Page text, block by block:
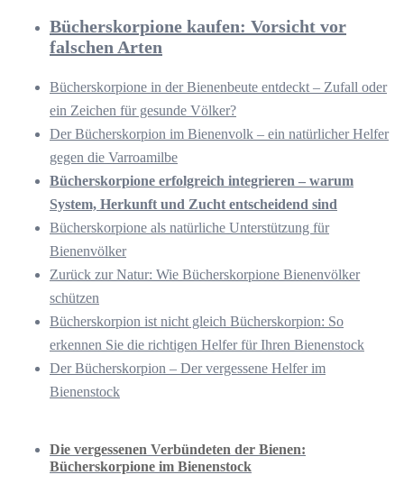
Bücherskorpione kaufen: Vorsicht vor
falschen Arten
Bücherskorpione in der Bienenbeute entdeckt – Zufall oder
ein Zeichen für gesunde Völker?
Der Bücherskorpion im Bienenvolk – ein natürlicher Helfer
gegen die Varroamilbe
Bücherskorpione erfolgreich integrieren – warum
System, Herkunft und Zucht entscheidend sind
Bücherskorpione als natürliche Unterstützung für
Bienenvölker
Zurück zur Natur: Wie Bücherskorpione Bienenvölker
schützen
Bücherskorpion ist nicht gleich Bücherskorpion: So
erkennen Sie die richtigen Helfer für Ihren Bienenstock
Der Bücherskorpion – Der vergessene Helfer im
Bienenstock
Die vergessenen Verbündeten der Bienen:
Bücherskorpione im Bienenstock